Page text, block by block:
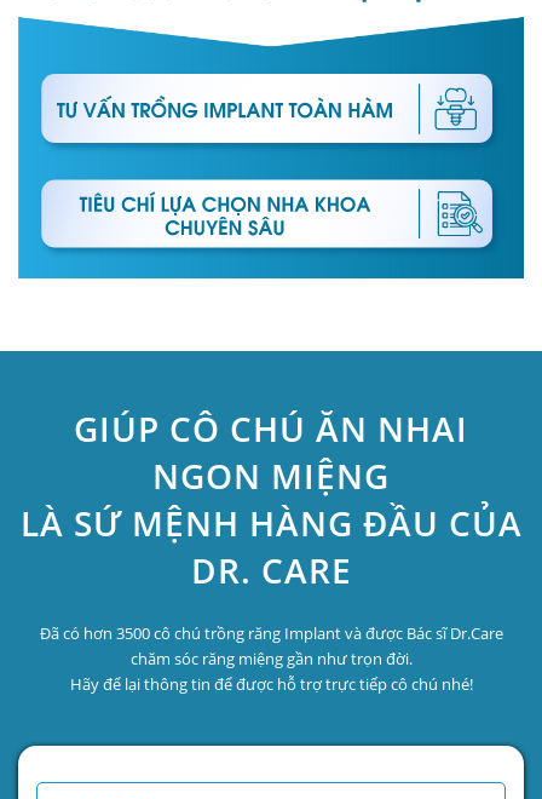
GIÚP CÔ CHÚ ĂN NHAI
NGON MIỆNG
LÀ SỨ MỆNH HÀNG ĐẦU CỦA
DR. CARE
Đã có hơn 3500 cô chú trồng răng Implant và được Bác sĩ Dr.Care
chăm sóc răng miệng gần như trọn đời.
Hãy để lại thông tin để được hỗ trợ trực tiếp cô chú nhé!